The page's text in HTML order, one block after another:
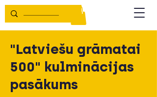
"Latviešu grāmatai
500" kulminācijas
pasākums